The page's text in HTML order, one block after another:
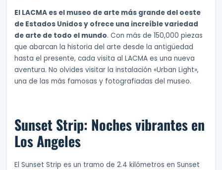
El LACMA es el museo de arte más grande del oeste
de Estados Unidos y ofrece una increíble variedad
de arte de todo el mundo. Con más de 150,000 piezas
que abarcan la historia del arte desde la antigüedad
hasta el presente, cada visita al LACMA es una nueva
aventura. No olvides visitar la instalación «Urban Light»,
una de las más famosas y fotografiadas del museo.
Sunset Strip: Noches vibrantes en
Los Angeles
El Sunset Strip es un tramo de 2.4 kilómetros en Sunset